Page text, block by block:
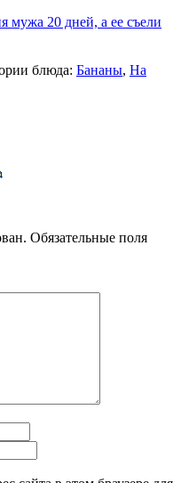
мужа 20 дней, а ее съели
блюда: Бананы, На
Обязательные поля